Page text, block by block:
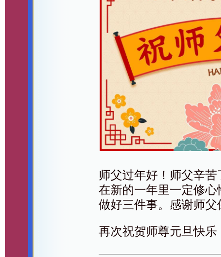
师父过年好！师父辛
在新的一年里一定修
做好三件事。感谢师父
再次祝贺师尊元旦快乐